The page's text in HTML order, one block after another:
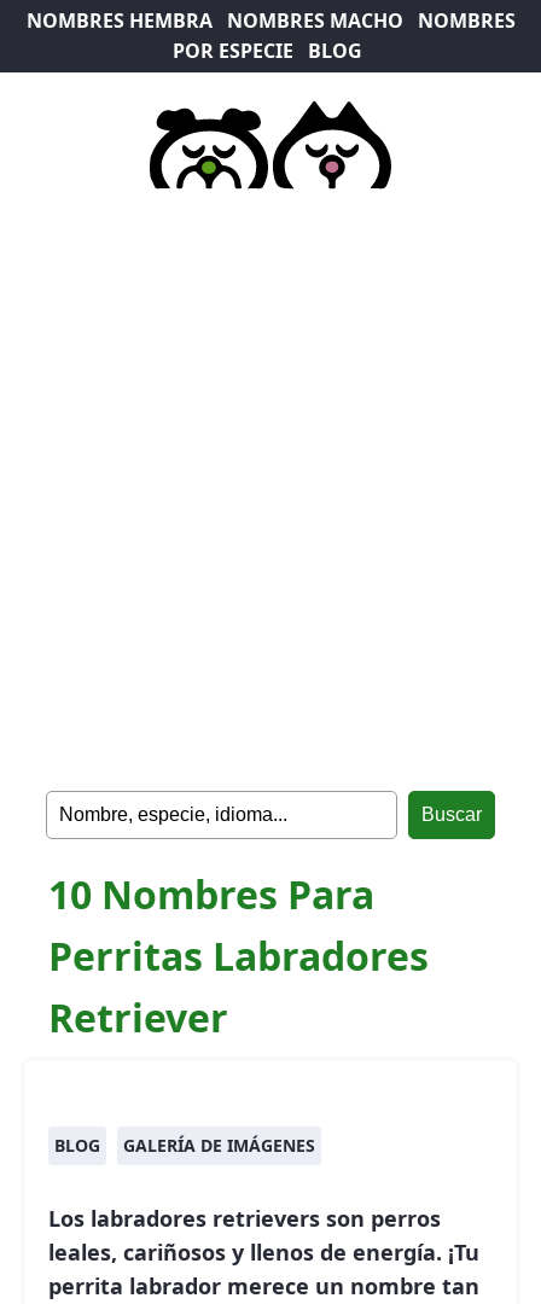
NOMBRES HEMBRA NOMBRES MACHO
NOMBRES
POR ESPECIE
BLOG
10 Nombres Para
Perritas Labradores
Retriever
BLOG GALERÍA DE IMÁGENES
Los labradores retrievers son perros
leales, cariñosos y llenos de energía. ¡Tu
perrita labrador merece un nombre tan